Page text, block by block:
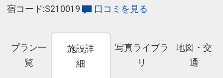
宿コード:S210019
口コミを見る
プラン一
覧
施設詳
細
写真ライブラ
リ
地図・交
通